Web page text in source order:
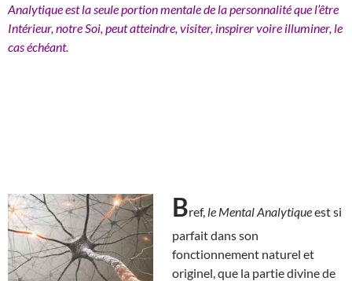
Analytique est la seule portion mentale de la personnalité que l’être
Intérieur, notre Soi, peut atteindre, visiter, inspirer voire illuminer, le
cas échéant.
Bref, le Mental Analytiqueest si
parfait dans son
fonctionnement naturel et
originel, que la partie divine de